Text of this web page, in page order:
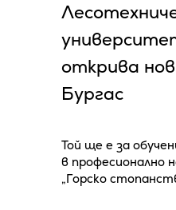
открива
Бургас
Той ще е за
в професионално
„Горско